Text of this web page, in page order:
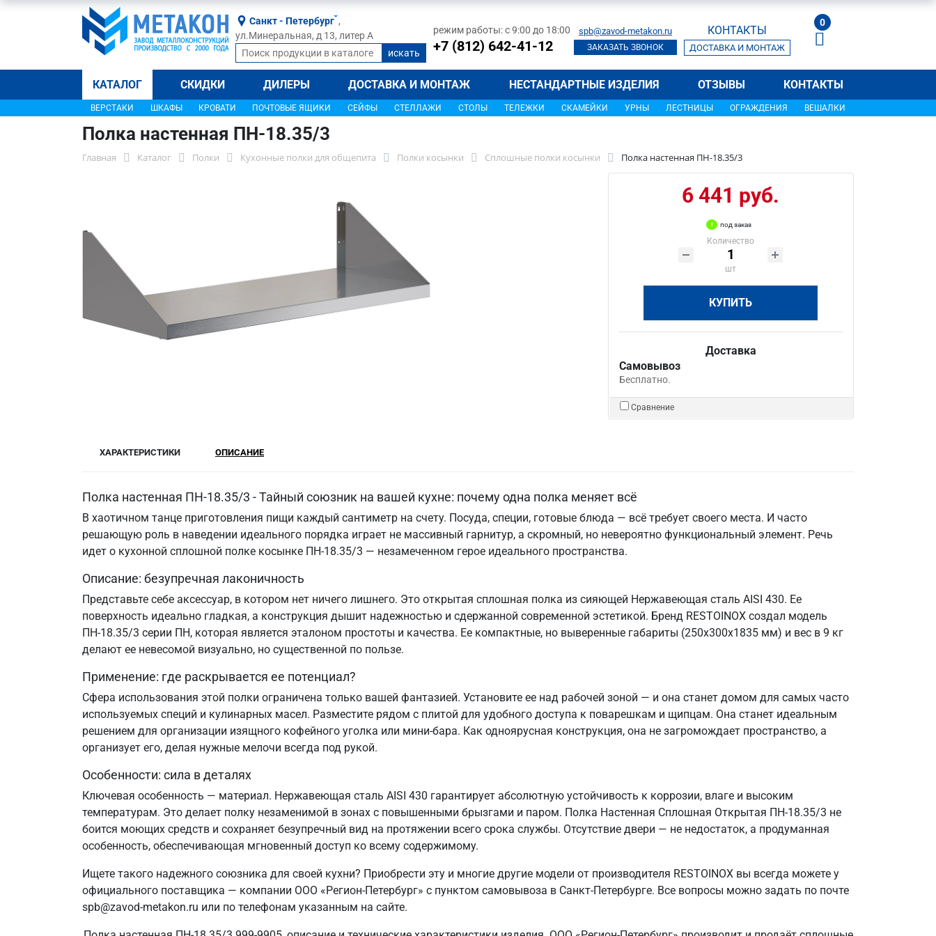
Санкт - Петербург ,
ул.Минеральная, д 13, литер А
режим работы: с 9:00 до 18:00
+7 (812) 642-41-12
spb@zavod-metakon.ru
ЗАКАЗАТЬ ЗВОНОК
КОНТАКТЫ
ДОСТАВКА И МОНТАЖ
0
КАТАЛОГ СКИДКИ ДИЛЕРЫ ДОСТАВКА И МОНТАЖ НЕСТАНДАРТНЫЕ ИЗДЕЛИЯ ОТЗЫВЫ КОНТАКТЫ
ВЕРСТАКИ ШКАФЫ КРОВАТИ ПОЧТОВЫЕ ЯЩИКИ СЕЙФЫ СТЕЛЛАЖИ СТОЛЫ ТЕЛЕЖКИ СКАМЕЙКИ УРНЫ ЛЕСТНИЦЫ ОГРАЖДЕНИЯ ВЕШАЛКИ
Полка настенная ПН-18.35/3
Главная Каталог Полки Кухонные полки для общепита Полки косынки Сплошные полки косынки Полка настенная ПН-18.35/3
6 441 руб.
под заказ
Количество
шт
КУПИТЬ
Доставка
Самовывоз
Бесплатно.
Сравнение
ХАРАКТЕРИСТИКИ ОПИСАНИЕ
Полка настенная ПН-18.35/3 - Тайный союзник на вашей кухне: почему одна полка меняет всё
В хаотичном танце приготовления пищи каждый сантиметр на счету. Посуда, специи, готовые блюда — всё требует своего места. И часто
решающую роль в наведении идеального порядка играет не массивный гарнитур, а скромный, но невероятно функциональный элемент. Речь
идет о кухонной сплошной полке косынке ПН-18.35/3 — незамеченном герое идеального пространства.
Описание: безупречная лаконичность
Представьте себе аксессуар, в котором нет ничего лишнего. Это открытая сплошная полка из сияющей Нержавеющая сталь AISI 430. Ее
поверхность идеально гладкая, а конструкция дышит надежностью и сдержанной современной эстетикой. Бренд RESTOINOX создал модель
ПН-18.35/3 серии ПН, которая является эталоном простоты и качества. Ее компактные, но выверенные габариты (250х300х1835 мм) и вес в 9 кг
делают ее невесомой визуально, но существенной по пользе.
Применение: где раскрывается ее потенциал?
Сфера использования этой полки ограничена только вашей фантазией. Установите ее над рабочей зоной — и она станет домом для самых часто
используемых специй и кулинарных масел. Разместите рядом с плитой для удобного доступа к поварешкам и щипцам. Она станет идеальным
решением для организации изящного кофейного уголка или мини-бара. Как одноярусная конструкция, она не загромождает пространство, а
организует его, делая нужные мелочи всегда под рукой.
Особенности: сила в деталях
Ключевая особенность — материал. Нержавеющая сталь AISI 430 гарантирует абсолютную устойчивость к коррозии, влаге и высоким
температурам. Это делает полку незаменимой в зонах с повышенными брызгами и паром. Полка Настенная Сплошная Открытая ПН-18.35/3 не
боится моющих средств и сохраняет безупречный вид на протяжении всего срока службы. Отсутствие двери — не недостаток, а продуманная
особенность, обеспечивающая мгновенный доступ ко всему содержимому.
Ищете такого надежного союзника для своей кухни? Приобрести эту и многие другие модели от производителя RESTOINOX вы всегда можете у
официального поставщика — компании ООО «Регион-Петербург» с пунктом самовывоза в Санкт‑Петербурге. Все вопросы можно задать по почте
spb@zavod-metakon.ru или по телефонам указанным на сайте.